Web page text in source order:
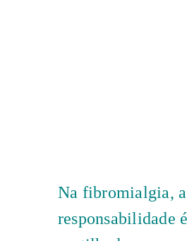
Na fibromialgia, a
responsabilidade é